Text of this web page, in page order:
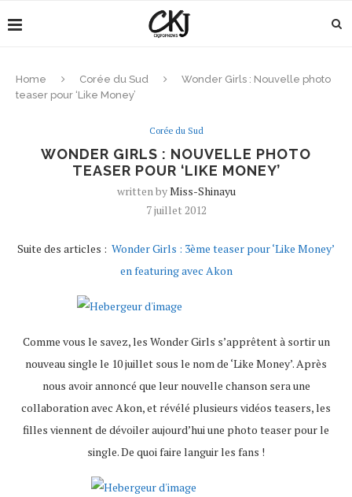
Home Corée du Sud
Wonder Girls : Nouvelle photo
teaser pour ‘Like Money’
Corée du Sud
WONDER GIRLS : NOUVELLE PHOTO
TEASER POUR ‘LIKE MONEY’
written byMiss-Shinayu
7 juillet 2012
Suite des articles : Wonder Girls : 3ème teaser pour ‘Like Money’
en featuring avec Akon
Comme vous le savez, les Wonder Girls s’apprêtent à sortir un
nouveau single le 10 juillet sous le nom de ‘Like Money’. Après
nous avoir annoncé que leur nouvelle chanson sera une
collaboration avec Akon, et révélé plusieurs vidéos teasers, les
filles viennent de dévoiler aujourd’hui une photo teaser pour le
single. De quoi faire languir les fans !